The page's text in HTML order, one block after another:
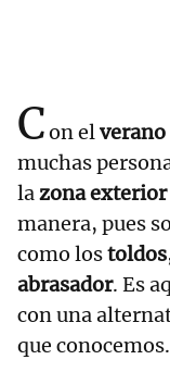
Con elverano
muchas
lazona
manera, pues
como lostoldos
abrasador. Es
con una
que conocemos.